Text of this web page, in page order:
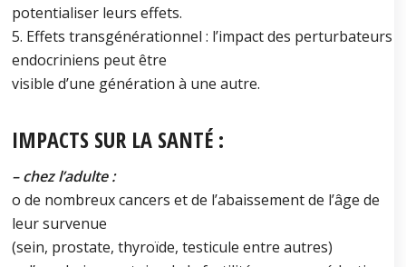
potentialiser leurs effets.
5. Effets transgénérationnel : l’impact des perturbateurs
endocriniens peut être
visible d’une génération à une autre.
IMPACTS SUR LA SANTÉ :
– chez l’adulte :
o de nombreux cancers et de l’abaissement de l’âge de
leur survenue
(sein, prostate, thyroïde, testicule entre autres)